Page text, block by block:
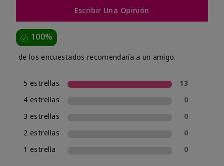
Escribir Una Opinión
100%
de los encuestados recomendaría a un amigo.
5 estrellas
13
4 estrellas
0
3 estrellas
0
2 estrellas
0
1 estrella
0